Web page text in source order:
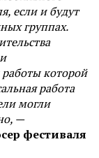
если и будут
группах.
которой
работа
могли
—
фестиваля